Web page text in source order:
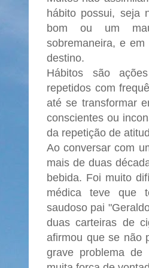
hábito possui, seja
bom ou um
sobremaneira, e
destino.
Hábitos são
repetidos com
até se transformar
conscientes ou
da repetição de
Ao conversar com
mais de duas
bebida. Foi muito
médica teve que
saudoso pai
duas carteiras de
afirmou que se não
grave problema